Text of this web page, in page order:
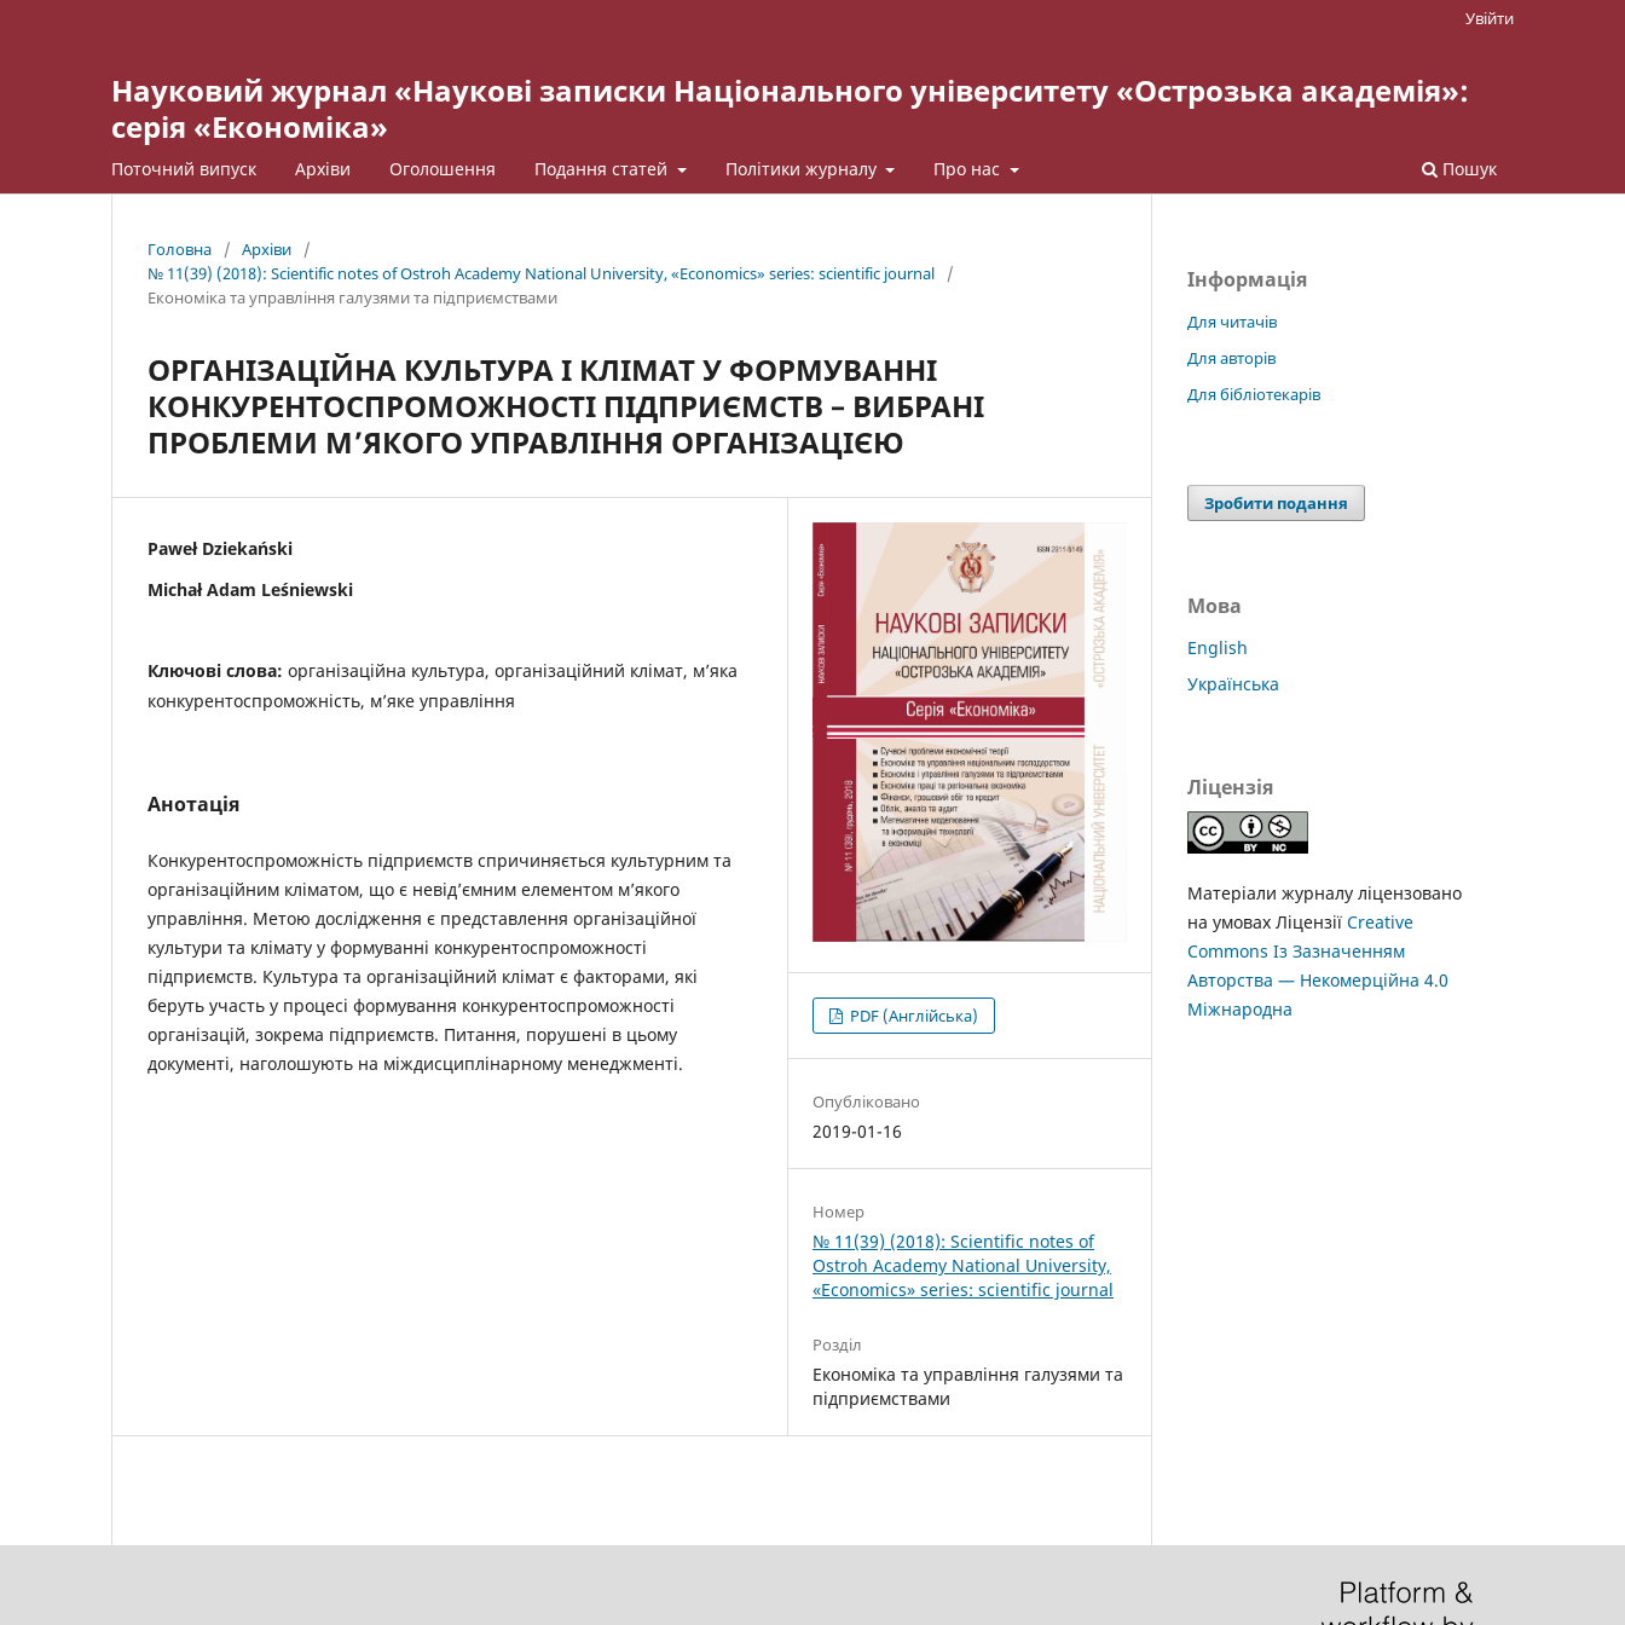
Науковий журнал «Наукові записки Національного університету «Острозька академія»:
серія «Економіка»
Поточний випуск Архіви Оголошення Подання статей Політики журналу Про нас Пошук
Увійти
Головна / Архіви
/
№ 11(39) (2018): Scientific notes of Ostroh Academy National University, «Economics» series: scientific journal
/
Економіка та управління галузями та підприємствами
ОРГАНІЗАЦІЙНА КУЛЬТУРА І КЛІМАТ У ФОРМУВАННІ
КОНКУРЕНТОСПРОМОЖНОСТІ ПІДПРИЄМСТВ – ВИБРАНІ
ПРОБЛЕМИ М’ЯКОГО УПРАВЛІННЯ ОРГАНІЗАЦІЄЮ
Paweł Dziekański
Michał Adam Leśniewski
Ключові слова: організаційна культура, організаційний клімат, м’яка
конкурентоспроможність, м’яке управління
Анотація
Конкурентоспроможність підприємств спричиняється культурним та
організаційним кліматом, що є не­від’ємним елементом м’якого
управління. Метою дослідження є представлення організаційної
культури та клімату у формуванні конкурентоспроможності
підприємств. Культура та організаційний клімат є факторами, які
беруть участь у процесі формування конкурентоспроможності
організацій, зокрема підприємств. Питання, порушені в цьому
документі, наголошують на міждисциплінарному менеджменті.
PDF (Англійська)
Опубліковано
2019-01-16
Номер
№ 11(39) (2018): Scientific notes of
Ostroh Academy National University,
«Economics» series: scientific journal
Розділ
Економіка та управління галузями та
підприємствами
Інформація
Для читачів
Для авторів
Для бібліотекарів
Зробити подання
Мова
English
Українська
Ліцензія
Матеріали журналу ліцензовано
на умовах Ліцензії Creative
Commons Із Зазначенням
Авторства — Некомерційна 4.0
Міжнародна